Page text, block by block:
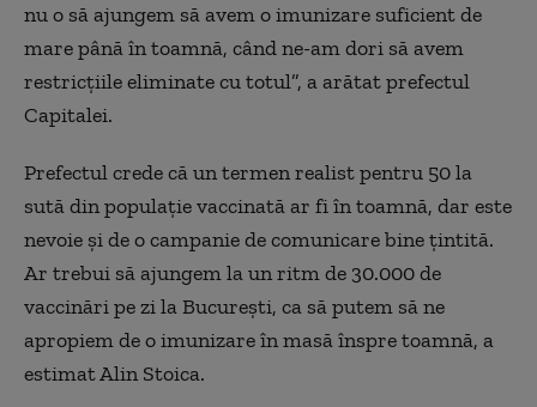
nu o să ajungem să avem o imunizare suficient de
mare până în toamnă, când ne-am dori să avem
restricțiile eliminate cu totul”, a arătat prefectul
Capitalei.
Prefectul crede că un termen realist pentru 50 la
sută din populație vaccinată ar fi în toamnă, dar este
nevoie și de o campanie de comunicare bine țintită.
Ar trebui să ajungem la un ritm de 30.000 de
vaccinări pe zi la București, ca să putem să ne
apropiem de o imunizare în masă înspre toamnă, a
estimat Alin Stoica.